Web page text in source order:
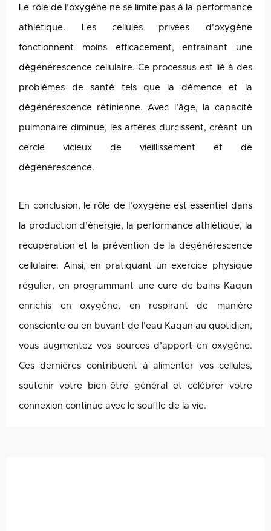
Le rôle de l’oxygène ne se limite pas à la performance
athlétique. Les cellules privées d’oxygène
fonctionnent moins efficacement, entraînant une
dégénérescence cellulaire. Ce processus est lié à des
problèmes de santé tels que la démence et la
dégénérescence rétinienne. Avec l’âge, la capacité
pulmonaire diminue, les artères durcissent, créant un
cercle vicieux de vieillissement et de
dégénérescence.
En conclusion, le rôle de l’oxygène est essentiel dans
la production d’énergie, la performance athlétique, la
récupération et la prévention de la dégénérescence
cellulaire. Ainsi, en pratiquant un exercice physique
régulier, en programmant une cure de bains Kaqun
enrichis en oxygène, en respirant de manière
consciente ou en buvant de l’eau Kaqun au quotidien,
vous augmentez vos sources d’apport en oxygène.
Ces dernières contribuent à alimenter vos cellules,
soutenir votre bien-être général et célébrer votre
connexion continue avec le souffle de la vie.